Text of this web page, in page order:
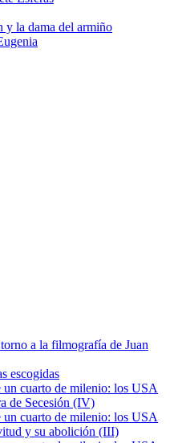
y la dama del armiño
a la filmografía de Juan
escogidas
un cuarto de milenio: los USA
de Secesión (IV)
un cuarto de milenio: los USA
y su abolición (III)